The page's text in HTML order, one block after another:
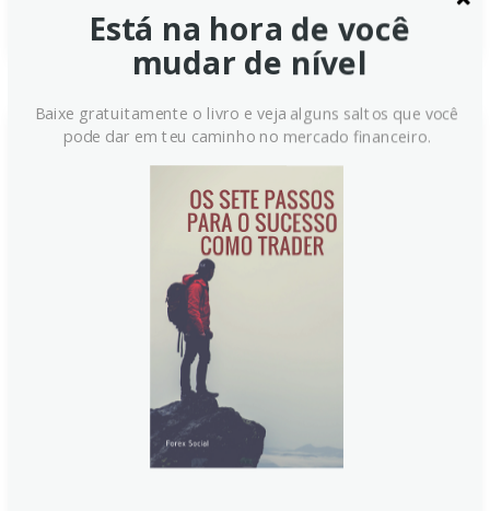
Indonésia: Expectativas de alta
de juros dão suporte à Rupiah –
Está na hora de você
mudar de nível
Baixe gratuitamente o livro e veja alguns saltos que você
pode dar em teu caminho no mercado financeiro.